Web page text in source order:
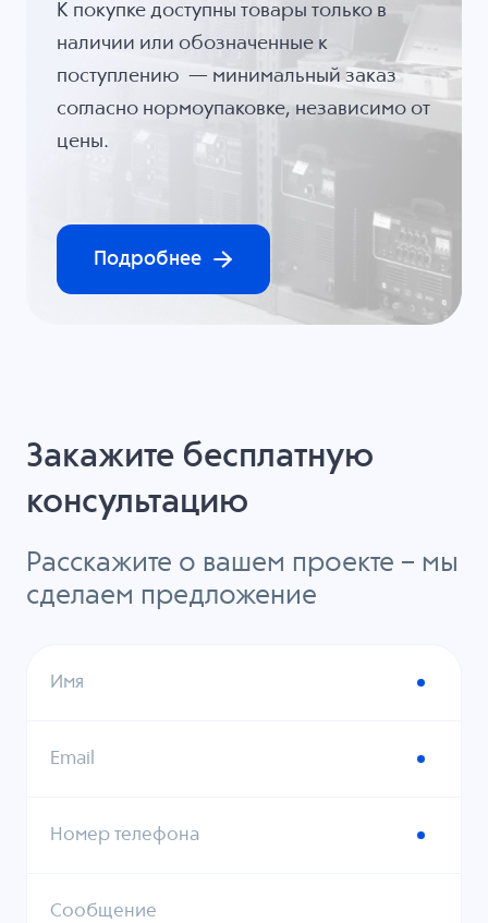
К покупке доступны товары только в
наличии или обозначенные к
поступлению — минимальный заказ
согласно нормоупаковке, независимо от
цены.
Подробнее
Закажите бесплатную
консультацию
Расскажите о вашем проекте – мы
сделаем предложение
Имя
Email
Номер телефона
Сообщение